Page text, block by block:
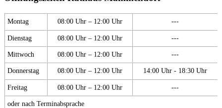
Montag 08:00 Uhr – 12:00 Uhr ---
Dienstag 08:00 Uhr – 12:00 Uhr ---
Mittwoch 08:00 Uhr – 12:00 Uhr ---
Donnerstag 08:00 Uhr – 12:00 Uhr 14:00 Uhr - 18:30 Uhr
Freitag 08:00 Uhr – 12:00 Uhr ---
oder nach Terminabsprache